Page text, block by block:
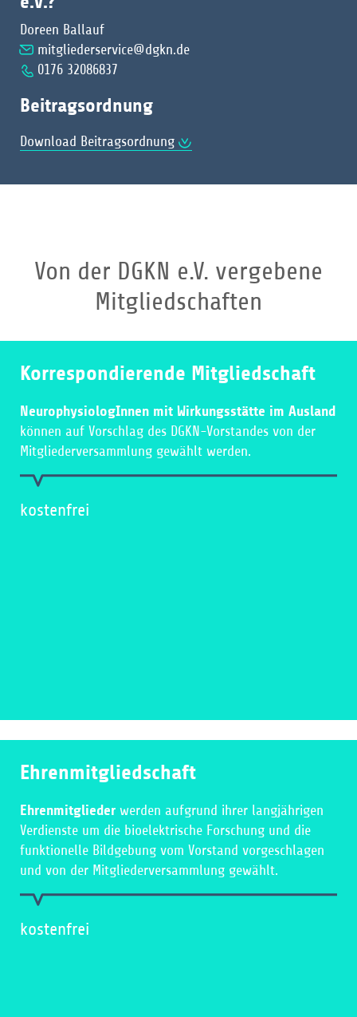
Doreen Ballauf
mitgliederservice@dgkn.de
0176 32086837
Beitragsordnung
Download Beitragsordnung
Von der DGKN e.V. vergebene
Mitgliedschaften
Korrespondierende Mitgliedschaft
NeurophysiologInnen mit Wirkungsstätte im Ausland
können auf Vorschlag des DGKN-Vorstandes von der
Mitgliederversammlung gewählt werden.
kostenfrei
Ehrenmitgliedschaft
Ehrenmitglieder werden aufgrund ihrer langjährigen
Verdienste um die bioelektrische Forschung und die
funktionelle Bildgebung vom Vorstand vorgeschlagen
und von der Mitgliederversammlung gewählt.
kostenfrei